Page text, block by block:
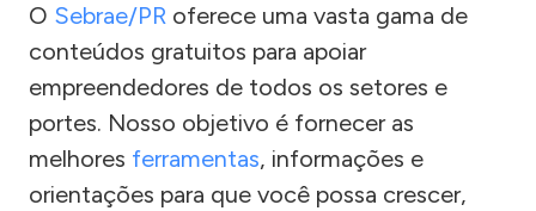
O Sebrae/PR oferece uma vasta gama de
conteúdos gratuitos para apoiar
empreendedores de todos os setores e
portes. Nosso objetivo é fornecer as
melhores ferramentas, informações e
orientações para que você possa crescer,